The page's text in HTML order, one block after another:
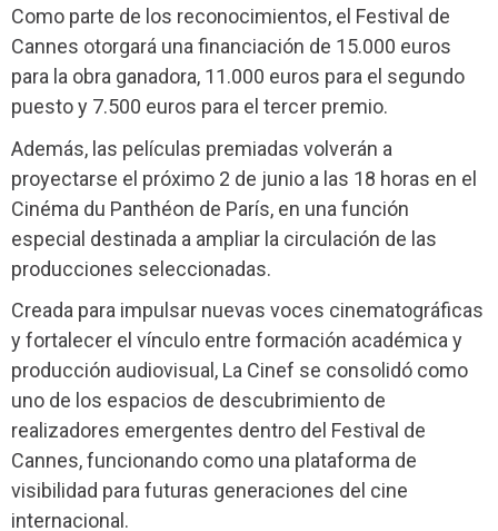
Como parte de los reconocimientos, el Festival de
Cannes otorgará una financiación de 15.000 euros
para la obra ganadora, 11.000 euros para el segundo
puesto y 7.500 euros para el tercer premio.
Además, las películas premiadas volverán a
proyectarse el próximo 2 de junio a las 18 horas en el
Cinéma du Panthéon de París, en una función
especial destinada a ampliar la circulación de las
producciones seleccionadas.
Creada para impulsar nuevas voces cinematográficas
y fortalecer el vínculo entre formación académica y
producción audiovisual, La Cinef se consolidó como
uno de los espacios de descubrimiento de
realizadores emergentes dentro del Festival de
Cannes, funcionando como una plataforma de
visibilidad para futuras generaciones del cine
internacional.